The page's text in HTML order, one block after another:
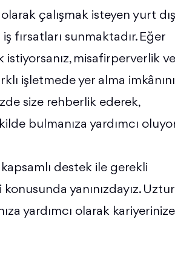
çalışmak isteyen yurt
fırsatları sunmaktadır. Eğer
misafirperverlik ve
işletmede yer alma
size rehberlik ederek,
bulmanıza yardımcı
destek ile gerekli
yanınızdayız.
yardımcı olarak